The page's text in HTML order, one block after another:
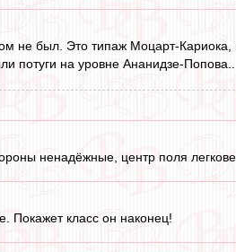
не был. Это типаж Моцарт-
потуги на уровне Ананидзе-Попова..
ненадёжные, центр поля
Покажет класс он наконец!